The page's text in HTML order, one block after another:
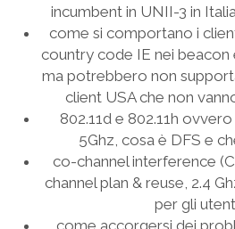
incumbent in UNII-3 in
come si comportano i
country code IE nei beacon
ma potrebbero non
client USA che non
802.11d e 802.11h
5Ghz, cosa è DFS e
co-channel interference
channel plan & reuse, 2.4
per gli
come accorgersi dei